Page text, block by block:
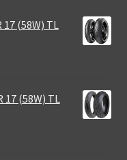
(58W) TL
17 (58W) TL